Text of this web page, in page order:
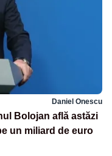
Daniel Onescu
Bolojan află astăzi
un miliard de euro